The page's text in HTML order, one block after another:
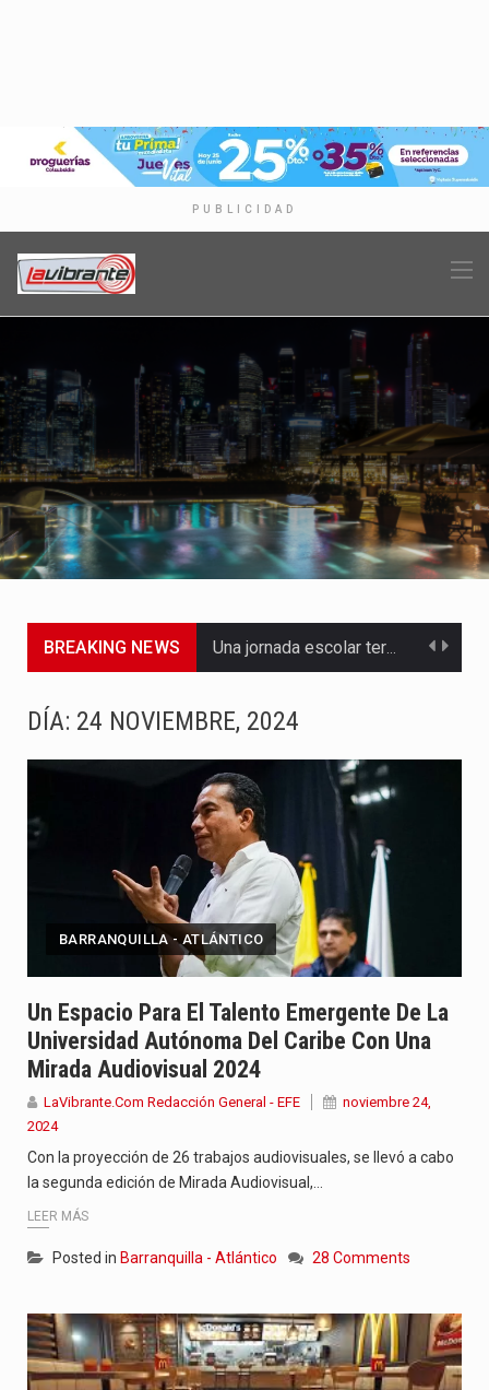
PUBLICIDAD
BREAKING NEWS Una jornada escolar terminó en tragedia este viernes 7 de…
El presidente electo Abelardo de la Espriella aseguró que durante…
Con el inicio del gobierno de Abelardo de la Espriella,…
Abelardo de la Espriella comenzó su Gobierno con uno de…
Las autoridades sanitarias de Francia y España mantienen bajo vigilancia…
DÍA: 24 NOVIEMBRE, 2024
BARRANQUILLA - ATLÁNTICO
Un Espacio Para El Talento Emergente De La
Universidad Autónoma Del Caribe Con Una
Mirada Audiovisual 2024
LaVibrante.Com Redacción General - EFE
noviembre 24,
2024
Con la proyección de 26 trabajos audiovisuales, se llevó a cabo
la segunda edición de Mirada Audiovisual,…
LEER MÁS
Posted in Barranquilla - Atlántico 28 Comments